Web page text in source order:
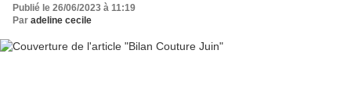
Publié le 26/06/2023 à 11:19
Par adeline cecile